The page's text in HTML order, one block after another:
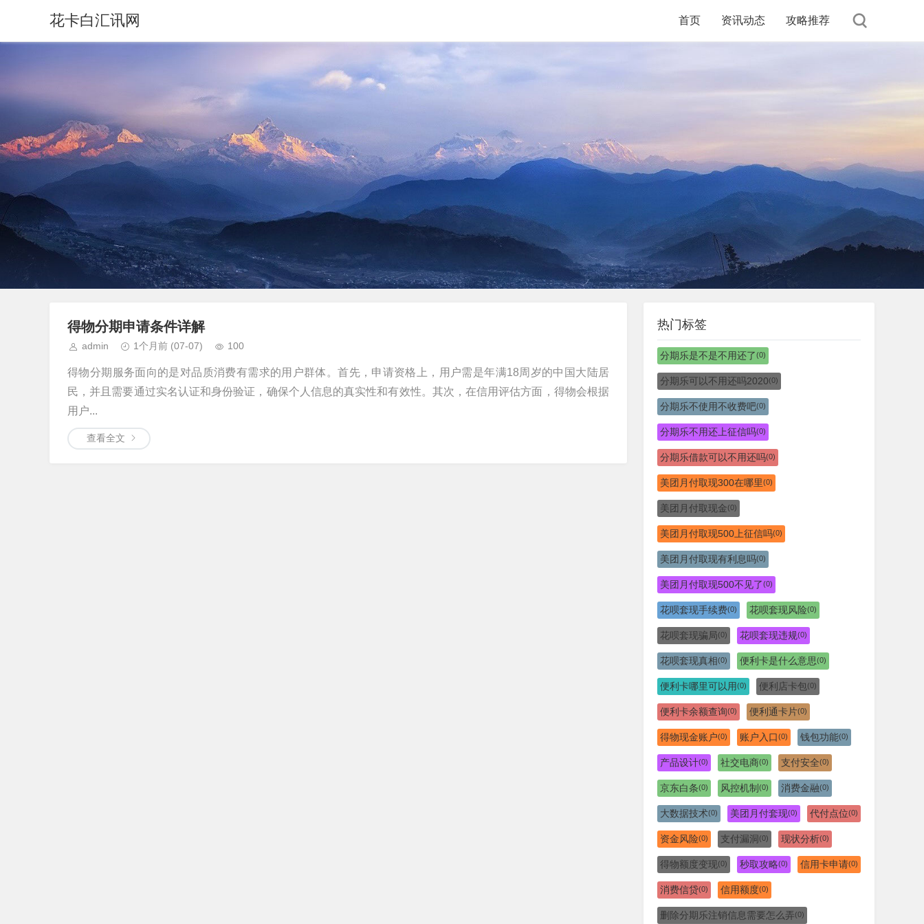
花卡白汇讯网 首页 资讯动态 攻略推荐
得物分期申请条件详解
admin 1个月前 (07-07) 100
得物分期服务面向的是对品质消费有需求的用户群体。首先，申请资格上，用户需是年满18周岁的中国大陆居
民，并且需要通过实名认证和身份验证，确保个人信息的真实性和有效性。其次，在信用评估方面，得物会根据
用户...
查看全文
热门标签
分期乐是不是不用还了(0)
分期乐可以不用还吗2020(0)
分期乐不使用不收费吧(0)
分期乐不用还上征信吗(0)
分期乐借款可以不用还吗(0)
美团月付取现300在哪里(0)
美团月付取现金(0)
美团月付取现500上征信吗(0)
美团月付取现有利息吗(0)
美团月付取现500不见了(0)
花呗套现手续费(0) 花呗套现风险(0)
花呗套现骗局(0) 花呗套现违规(0)
花呗套现真相(0) 便利卡是什么意思(0)
便利卡哪里可以用(0) 便利店卡包 (0)
便利卡余额查询(0) 便利通卡片(0)
得物现金账户(0) 账户入口(0) 钱包功能(0)
产品设计(0) 社交电商(0) 支付安全(0)
京东白条(0) 风控机制 (0) 消费金融(0)
大数据技术(0) 美团月付套现(0) 代付点位(0)
资金风险(0) 支付漏洞 (0) 现状分析(0)
得物额度变现(0) 秒取攻略(0) 信用卡申请(0)
消费信贷(0) 信用额度(0)
删除分期乐注销信息需要怎么弄(0)